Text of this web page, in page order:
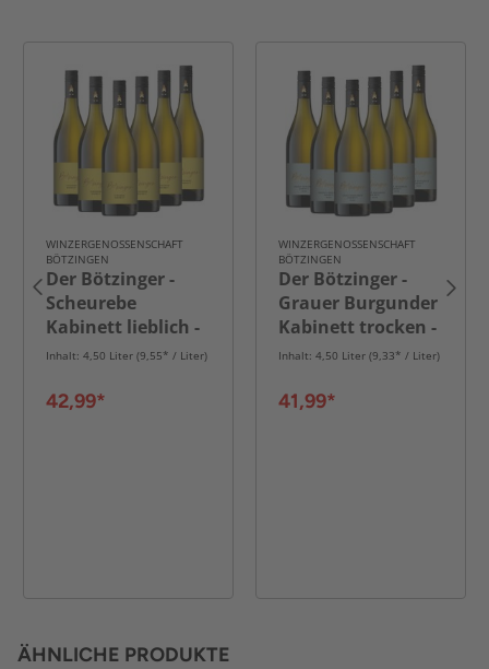
WINZERGENOSSENSCHAFT
BÖTZINGEN
Der Bötzinger -
Scheurebe
Kabinett lieblich -
6er Karton
Inhalt: 4,50 Liter (9,55* / Liter)
42,99*
WINZERGENOSSENSCHAFT
BÖTZINGEN
Der Bötzinger -
Grauer Burgunder
Kabinett trocken -
6er Karton
Inhalt: 4,50 Liter (9,33* / Liter)
41,99*
ÄHNLICHE PRODUKTE